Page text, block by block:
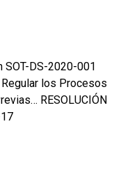
SOT-DS-2020-001
los Procesos
RESOLUCIÓN